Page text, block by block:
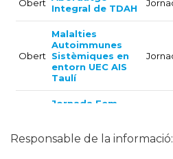
Responsable de la informació: